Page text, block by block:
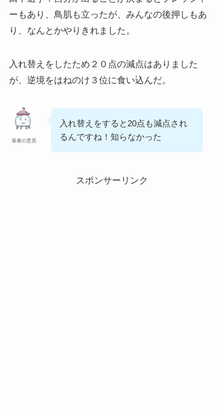
ーもあり、鳥肌も立ったが、みんなの後押しもあ
り、なんとかやりきれました。
入れ替えをしたため２０点の減点はありました
が、逆境をはねのけ３位に食い込んだ。
筆者の意見
入れ替えをすると20点も減点され
るんですね！知らなかった
スポンサーリンク